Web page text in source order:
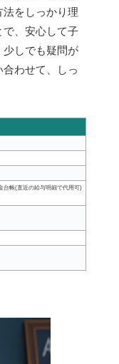
をしっかり理
、安心して子
しでも疑問が
わせて、しっ
台帳(直近の給与明細で代用可)